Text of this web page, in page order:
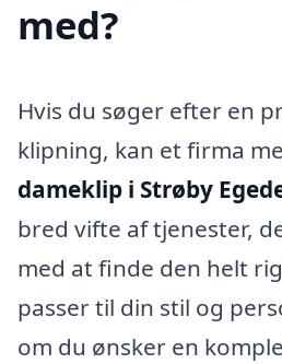
med?
Hvis du søger efter en
klipning, kan et firma
dameklip i Strøby
bred vifte af tjenester,
med at finde den helt
passer til din stil og
om du ønsker en